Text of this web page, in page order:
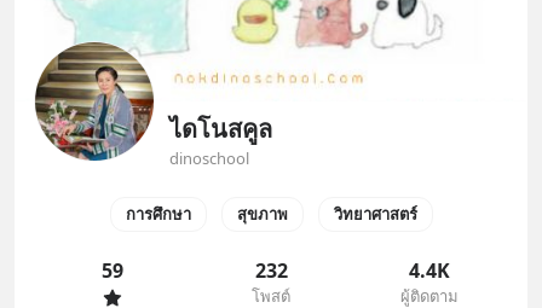
ไดโนสคูล
dinoschool
การศึกษา สุขภาพ วิทยาศาสตร์
59 232
โพสต์
4.4K
ผู้ติดตาม